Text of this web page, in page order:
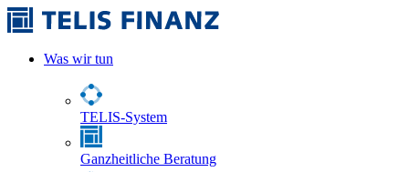
Was wir tun
TELIS-System
Ganzheitliche Beratung